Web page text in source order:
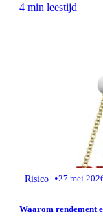
4 min leestijd
Risico •27 mei
Waarom rendement